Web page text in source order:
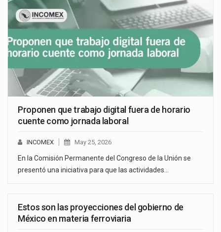
Proponen que trabajo digital fuera de horario
cuente como jornada laboral
INCOMEX May 25, 2026
En la Comisión Permanente del Congreso de la Unión se
presentó una iniciativa para que las actividades…
Estos son las proyecciones del gobierno de
México en materia ferroviaria